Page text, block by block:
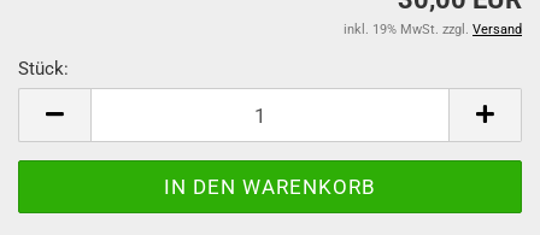
inkl. 19% MwSt. zzgl. Versand
Stück: